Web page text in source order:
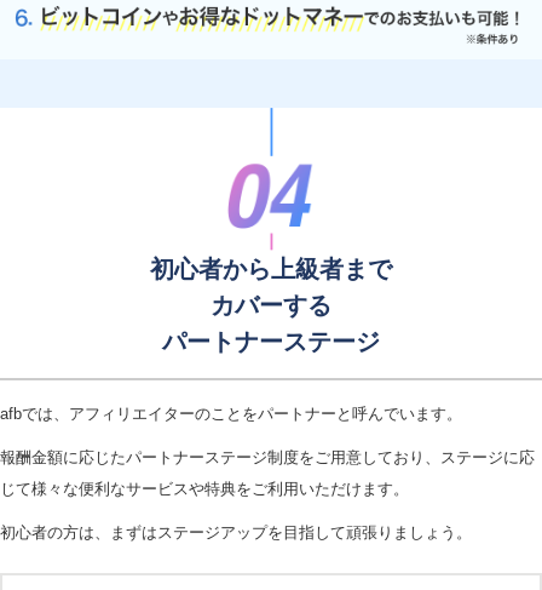
初心者から上級者まで
カバーする
パートナーステージ
afbでは、アフィリエイターのことをパートナーと呼んでいます。
報酬金額に応じたパートナーステージ制度をご用意しており、ステージに応
じて様々な便利なサービスや特典をご利用いただけます。
初心者の方は、まずはステージアップを目指して頑張りましょう。